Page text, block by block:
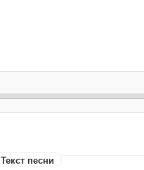
Текст песни